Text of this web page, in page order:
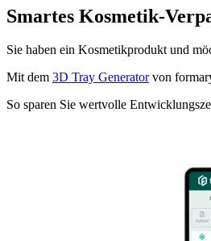
Smartes
Sie haben ein Kosmetikprodukt und
Mit dem 3D Tray Generatorvon
So sparen Sie wertvolle